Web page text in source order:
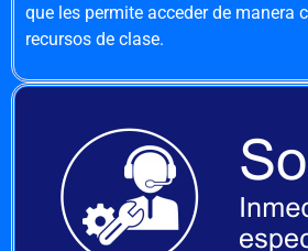
que les permite acceder de manera
recursos de clase.